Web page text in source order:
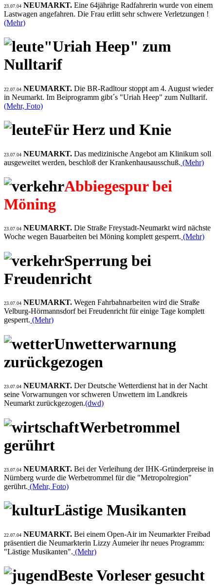
23.07.04 NEUMARKT. Eine 64jährige Radfahrerin wurde von einem
Lastwagen angefahren. Die Frau erlitt sehr schwere Verletzungen !
(Mehr)
"Uriah Heep" zum
Nulltarif
22.07.04 NEUMARKT. Die BR-Radltour stoppt am 4. August wieder
in Neumarkt. Im Beiprogramm gibt´s "Uriah Heep" zum Nulltarif.
(Mehr, Foto)
Für Herz und Knie
23.07.04 NEUMARKT. Das medizinische Angebot am Klinikum soll
ausgeweitet werden, beschloß der Krankenhausausschuß. (Mehr)
Abbiegespur bei
Möning
23.07.04 NEUMARKT. Die Straße Freystadt-Neumarkt wird nächste
Woche wegen Bauarbeiten bei Möning komplett gesperrt. (Mehr)
Sperrung bei
Freudenricht
23.07.04 NEUMARKT. Wegen Fahrbahnarbeiten wird die Straße
Velburg-Hörmannsdorf bei Freudenricht für einige Tage komplett
gesperrt. (Mehr)
Unwetterwarnung
zurückgezogen
23.07.04 NEUMARKT. Der Deutsche Wetterdienst hat in der Nacht
seine Vorwarnungen vor schweren Unwettern im Landkreis
Neumarkt zurückgezogen.(dwd)
Werbetrommel
gerührt
23.07.04 NEUMARKT. Bei der Verleihung der IHK-Gründerpreise in
Nürnberg wurde die Werbetrommel für die "Metropolregion"
gerührt. (Mehr, Foto)
Lästige Musikanten
22.07.04 NEUMARKT. Bei einem Open-Air im Neumarkter Freibad
präsentiert die Neumarkterin Lizzy Aumeier ihr neues Programm:
"Lästige Musikanten". (Mehr)
Beste Vorleser gesucht